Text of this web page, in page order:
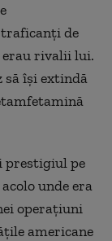
traficanți de
rivalii lui.
să își extindă
prestigiul pe
unde era
operațiuni
americane